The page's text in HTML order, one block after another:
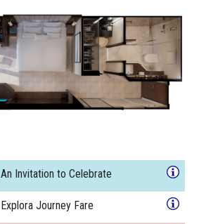
An Invitation to Celebrate
Explora Journey Fare